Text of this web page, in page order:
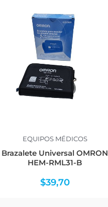
EQUIPOS MÉDICOS
Brazalete Universal OMRON
HEM-RML31-B
$39,70